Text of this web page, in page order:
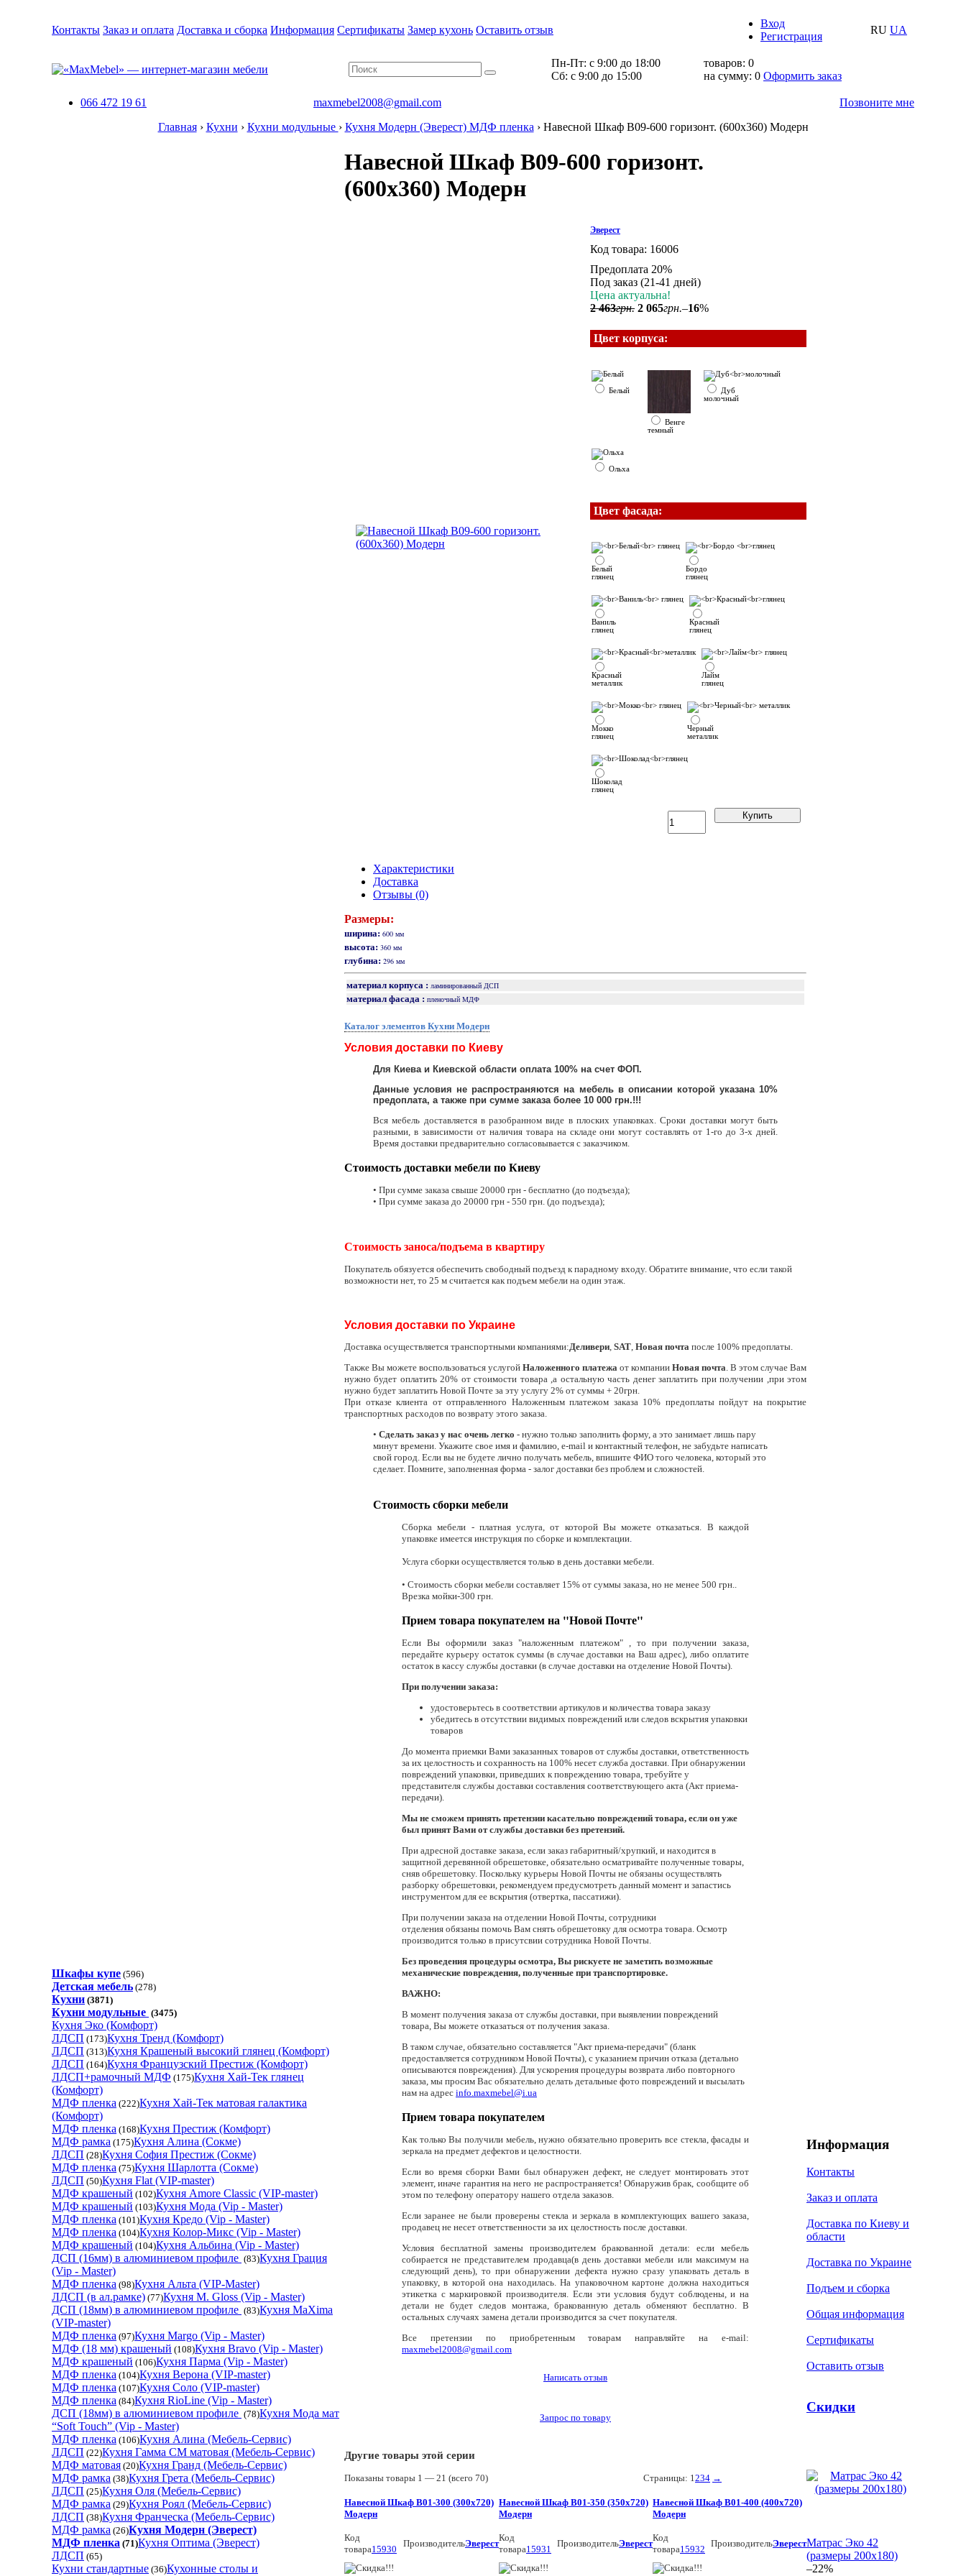
Контакты Заказ и оплата Доставка и сборка Информация Сертификаты Замер кухонь Оставить отзыв
Вход
Регистрация
RU UA
Пн-Пт: с 9:00 до 18:00
Cб: с 9:00 до 15:00
товаров: 0
на сумму: 0 Оформить заказ
066 472 19 61 maxmebel2008@gmail.com
Позвоните мне
Главная› Кухни › Кухни модульные › Кухня Модерн (Эверест) МДФ пленка › Навесной Шкаф В09-600 горизонт. (600x360) Модерн
Шкафы купе (596)
Детская мебель (278)
Кухни (3871)
Кухни модульные (3475)
Кухня Эко (Комфорт)
ЛДСП (173)Кухня Тренд (Комфорт)
ЛДСП (313)Кухня Крашеный высокий глянец (Комфорт)
ЛДСП (164)Кухня Французский Престиж (Комфорт)
ЛДСП+рамочный МДФ (175)Кухня Хай-Тек глянец
(Комфорт)
МДФ пленка (222)Кухня Хай-Тек матовая галактика
(Комфорт)
МДФ пленка (168)Кухня Престиж (Комфорт)
МДФ рамка (175)Кухня Алина (Сокме)
ЛДСП (28)Кухня София Престиж (Сокме)
МДФ пленка (75)Кухня Шарлотта (Сокме)
ЛДСП (50)Кухня Flat (VIP-master)
МДФ крашеный (102)Кухня Amore Classic (VIP-master)
МДФ крашеный (103)Кухня Мода (Vip - Master)
МДФ пленка (101)Кухня Кредо (Vip - Master)
МДФ пленка (104)Кухня Колор-Микс (Vip - Master)
МДФ крашеный (104)Кухня Альбина (Vip - Master)
ДСП (16мм) в алюминиевом профиле (83)Кухня Грация
(Vip - Master)
МДФ пленка (98)Кухня Альта (VIP-Master)
ЛДСП (в ал.рамке) (77)Кухня M. Gloss (Vip - Master)
ДСП (18мм) в алюминиевом профиле (83)Кухня MaXima
(VIP-master)
МДФ пленка (97)Кухня Margo (Vip - Master)
МДФ (18 мм) крашеный (108)Кухня Bravo (Vip - Master)
МДФ крашеный (106)Кухня Парма (Vip - Master)
МДФ пленка (104)Кухня Верона (VIP-master)
МДФ пленка (107)Кухня Соло (VIP-master)
МДФ пленка (84)Кухня RioLine (Vip - Master)
ДСП (18мм) в алюминиевом профиле (78)Кухня Мода мат
“Soft Touch” (Vip - Master)
МДФ пленка (106)Кухня Алина (Мебель-Сервис)
ЛДСП (22)Кухня Гамма СМ матовая (Мебель-Сервис)
МДФ матовая (20)Кухня Гранд (Мебель-Сервис)
МДФ рамка (38)Кухня Грета (Мебель-Сервис)
ЛДСП (25)Кухня Оля (Мебель-Сервис)
МДФ рамка (29)Кухня Роял (Мебель-Сервис)
ЛДСП (38)Кухня Франческа (Мебель-Сервис)
МДФ рамка (26)Кухня Модерн (Эверест)
МДФ пленка (71)Кухня Оптима (Эверест)
ЛДСП (65)
Кухни стандартные (36)Кухонные столы и
Навесной Шкаф В09-600 горизонт.
(600x360) Модерн
Эверест
Код товара: 16006
Предоплата 20%
Под заказ (21-41 дней)
Цена актуальна!
2 463грн. 2 065грн.–16%
Цвет корпуса:
Белый
Венге
темный
Дуб
молочный
Ольха
Цвет фасада:
Белый
глянец
Бордо
глянец
Ваниль
глянец
Красный
глянец
Красный
металлик
Лайм
глянец
Мокко
глянец
Черный
металлик
Шоколад
глянец
Купить
Характеристики
Доставка
Отзывы (0)
Размеры:
ширина: 600 мм
высота: 360 мм
глубина: 296 мм
материал корпуса : ламинированный ДСП
материал фасада : пленочный МДФ
Каталог элементов Кухни Модерн
Условия доставки по Киеву
Для Киева и Киевской области оплата 100% на счет ФОП.
Данные условия не распространяются на мебель в описании которой указана 10%
предоплата, а также при сумме заказа более 10 000 грн.!!!
Вся мебель доставляется в разобранном виде в плоских упаковках. Сроки доставки могут быть
разными, в зависимости от наличия товара на складе они могут составлять от 1-го до 3-х дней.
Время доставки предварительно согласовывается с заказчиком.
Стоимость доставки мебели по Киеву
• При сумме заказа свыше 20000 грн - бесплатно (до подъезда);
• При сумме заказа до 20000 грн - 550 грн. (до подъезда);
Стоимость заноса/подъема в квартиру
Покупатель обязуется обеспечить свободный подъезд к парадному входу. Обратите внимание, что если такой
возможности нет, то 25 м считается как подъем мебели на один этаж.
Условия доставки по Украине
Доставка осуществляется транспортными компаниями:Деливери, SAT, Новая почта после 100% предоплаты.
Также Вы можете воспользоваться услугой Наложенного платежа от компании Новая почта. В этом случае Вам
нужно будет оплатить 20% от стоимости товара ,а остальную часть денег заплатить при получении ,при этом
нужно будет заплатить Новой Почте за эту услугу 2% от суммы + 20грн.
При отказе клиента от отправленного Наложенным платежом заказа 10% предоплаты пойдут на покрытие
транспортных расходов по возврату этого заказа.
• Сделать заказ у нас очень легко - нужно только заполнить форму, а это занимает лишь пару
минут времени. Укажите свое имя и фамилию, e-mail и контактный телефон, не забудьте написать
свой город. Если вы не будете лично получать мебель, впишите ФИО того человека, который это
сделает. Помните, заполненная форма - залог доставки без проблем и сложностей.
Стоимость сборки мебели
Сборка мебели - платная услуга, от которой Вы можете отказаться. В каждой
упаковке имеется инструкция по сборке и комплектации.
Услуга сборки осуществляется только в день доставки мебели.
• Стоимость сборки мебели составляет 15% от суммы заказа, но не менее 500 грн..
Врезка мойки-300 грн.
Прием товара покупателем на "Новой Почте"
Если Вы оформили заказ "наложенным платежом" , то при получении заказа,
передайте курьеру остаток суммы (в случае доставки на Ваш адрес), либо оплатите
остаток в кассу службы доставки (в случае доставки на отделение Новой Почты).
При получении заказа:
удостоверьтесь в соответствии артикулов и количества товара заказу
убедитесь в отсутствии видимых повреждений или следов вскрытия упаковки
товаров
До момента приемки Вами заказанных товаров от службы доставки, ответственность
за их целостность и сохранность на 100% несет служба доставки. При обнаружении
повреждений упаковки, приведших к повреждению товара, требуйте у
представителя службы доставки составления соответствующего акта (Акт приема-
передачи).
Мы не сможем принять претензии касательно повреждений товара, если он уже
был принят Вами от службы доставки без претензий.
При адресной доставке заказа, если заказ габаритный/хрупкий, и находится в
защитной деревянной обрешетовке, обязательно осматривайте полученные товары,
сняв обрешетовку. Поскольку курьеры Новой Почты не обязаны осуществлять
разборку обрешетовки, рекомендуем предусмотреть данный момент и запастись
инструментом для ее вскрытия (отвертка, пассатижи).
При получении заказа на отделении Новой Почты, сотрудники
отделения обязаны помочь Вам снять обрешетовку для осмотра товара. Осмотр
производится только в присутсвии сотрудника Новой Почты.
Без проведения процедуры осмотра, Вы рискуете не заметить возможные
механические повреждения, полученные при транспортировке.
ВАЖНО:
В момент получения заказа от службы доставки, при выявлении повреждений
товара, Вы можете отказаться от получения заказа.
В таком случае, обязательно составляется "Акт приема-передачи" (бланк
предоставляется сотрудником Новой Почты), с указанием причин отказа (детально
описываются повреждения). Для ускорения процедуры возврата либо повторного
заказа, мы просим Вас обязательно делать детальные фото повреждений и высылать
нам на адрес info.maxmebel@i.ua
Прием товара покупателем
Как только Вы получили мебель, нужно обязательно проверить все стекла, фасады и
зеркала на предмет дефектов и целостности.
Если во время сборки Вами был обнаружен дефект, не следует монтировать этот
элемент, иначе гарантия на него не распространяется! Обнаружив брак, сообщите об
этом по телефону оператору нашего отдела заказов.
Если заранее не были проверены стекла и зеркала в комплектующих вашего заказа,
продавец не несет ответственности за их целостность после доставки.
Условия бесплатной замены производителем бракованной детали: если мебель
собирается не представителем продавца(в день доставки мебели или максимум на
следующий день), то при обнаружении дефекта нужно сразу упаковать деталь в
упаковку, в которой она находилась. На упаковочном картоне должна находиться
этикетка с маркировкой производителя. Если эти условия будут соблюдены, и на
детали не будет следов монтажа, бракованную деталь обменяют бесплатно. В
остальных случаях замена детали производится за счет покупателя.
Все претензии по приобретенным товарам направляйте на e-mail:
maxmebel2008@gmail.com
Написать отзыв
Запрос по товару
Другие товары этой серии
Показаны товары 1 — 21 (всего 70) Страницы: 1234 →
Навесной Шкаф В01-300 (300x720)
Модерн
Код
товара15930
ПроизводительЭверест
Навесной Шкаф В01-350 (350x720)
Модерн
Код
товара15931
ПроизводительЭверест
Навесной Шкаф В01-400 (400x720)
Модерн
Код
товара15932
ПроизводительЭверест
Информация
Контакты
Заказ и оплата
Доставка по Киеву и
области
Доставка по Украине
Подъем и сборка
Общая информация
Сертификаты
Оставить отзыв
Скидки
Матрас Эко 42
(размеры 200х180)
–22%